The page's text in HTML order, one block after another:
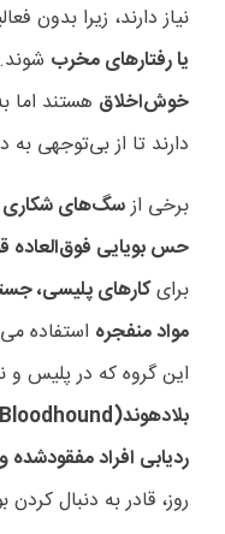
نیاز دارند، زیرا بدون
یا رفتارهای مخرب
خوش‌اخلاق هستند اما
دارند تا از بی‌توجهی
برخی ازسگ‌های شکاری
حس بویایی فوق‌العاده
برایکارهای پلیسی،
مواد منفجره استفاده
این گروه که در پلیس و
بلادهوند
ردیابی افراد مفقودشده
روز، قادر به دنبال